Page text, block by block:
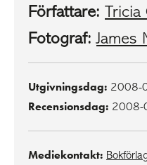
Författare: Tricia
Fotograf: James
Utgivningsdag: 2008-
Recensionsdag: 2008-
Mediekontakt: